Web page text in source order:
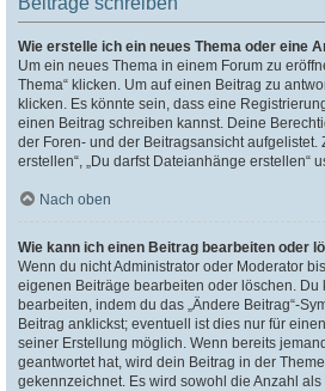
Wie erstelle ich ein neues Thema oder eine
Um ein neues Thema in einem Forum zu
Thema“ klicken. Um auf einen Beitrag zu
klicken. Es könnte sein, dass eine
einen Beitrag schreiben kannst. Deine
der Foren- und der Beitragsansicht aufgelistet.
erstellen“, „Du darfst Dateianhänge erstellen“
Nach oben
Wie kann ich einen Beitrag bearbeiten oder
Wenn du nicht Administrator oder Moderator
eigenen Beiträge bearbeiten oder löschen. Du
bearbeiten, indem du das „Ändere Beitrag“-
Beitrag anklickst; eventuell ist dies nur für
seiner Erstellung möglich. Wenn bereits
geantwortet hat, wird dein Beitrag in der
gekennzeichnet. Es wird sowohl die Anzahl